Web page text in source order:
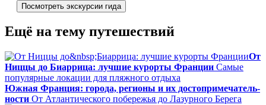
Посмотреть экскурсии гида
Ещё на тему путешествий
От
Ниццы до Биаррица: лучшие курорты Франции Самые
популярные локации для пляжного отдыха
Южная Франция: города, регионы и их до­сто­при­ме­ча­тель­
но­сти От Атлантического побережья до Лазурного Берега